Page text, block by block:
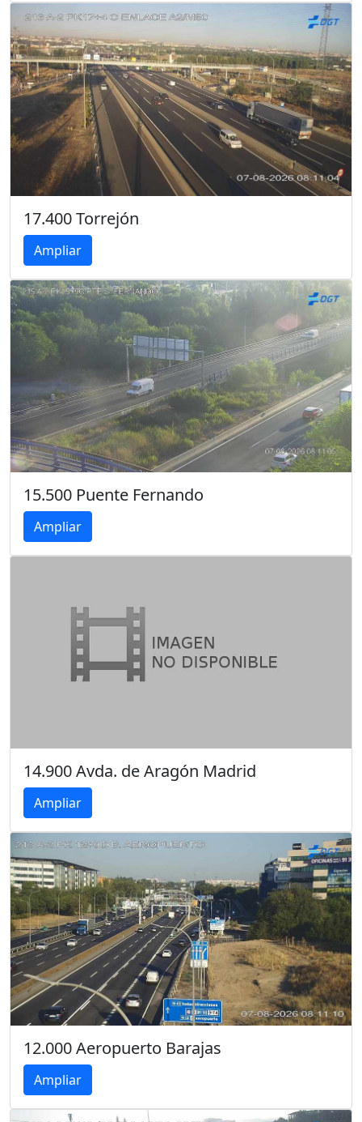
17.400 Torrejón
Ampliar
15.500 Puente Fernando
Ampliar
14.900 Avda. de Aragón Madrid
Ampliar
12.000 Aeropuerto Barajas
Ampliar